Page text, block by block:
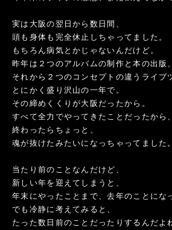
実は大阪の翌日から数日間、
頭も身体も完全休止しちゃってました。
もちろん病気とかじゃないんだけど。
昨年は２つのアルバムの制作と本の出版、
それから２つのコンセプトの違うライブ
とにかく盛り沢山の一年で。
その締めくくりが大阪だったから。
すべて全力でやってきたことだったから、
終わったらちょっと、
魂が抜けたみたいになっちゃってました。
当たり前のことなんだけど、
新しい年を迎えてしまうと、
年末にやったことまで、去年のことにな
でも冷静に考えてみると、
たった数日前のことだったりするんだよ